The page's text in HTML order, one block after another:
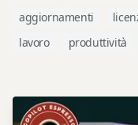
aggiornamenti
lavoro
produttività